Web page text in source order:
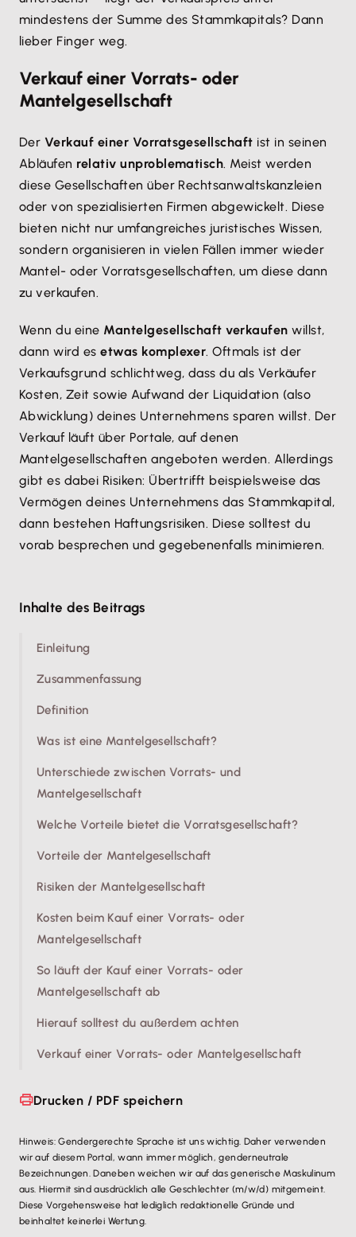
mindestens der Summe des Stammkapitals? Dann
lieber Finger weg.
Verkauf einer Vorrats- oder
Mantelgesellschaft
Der Verkauf einer Vorratsgesellschaft ist in seinen
Abläufen relativ unproblematisch. Meist werden
diese Gesellschaften über Rechtsanwaltskanzleien
oder von spezialisierten Firmen abgewickelt. Diese
bieten nicht nur umfangreiches juristisches Wissen,
sondern organisieren in vielen Fällen immer wieder
Mantel- oder Vorratsgesellschaften, um diese dann
zu verkaufen.
Wenn du eine Mantelgesellschaft verkaufen willst,
dann wird esetwas komplexer. Oftmals ist der
Verkaufsgrund schlichtweg, dass du als Verkäufer
Kosten, Zeit sowie Aufwand der Liquidation (also
Abwicklung) deines Unternehmens sparen willst. Der
Verkauf läuft über Portale, auf denen
Mantelgesellschaften angeboten werden. Allerdings
gibt es dabei Risiken: Übertrifft beispielsweise das
Vermögen deines Unternehmens das Stammkapital,
dann bestehen Haftungsrisiken. Diese solltest du
vorab besprechen und gegebenenfalls minimieren.
Inhalte des Beitrags
Einleitung
Zusammenfassung
Definition
Was ist eine Mantelgesellschaft?
Unterschiede zwischen Vorrats- und
Mantelgesellschaft
Welche Vorteile bietet die Vorratsgesellschaft?
Vorteile der Mantelgesellschaft
Risiken der Mantelgesellschaft
Kosten beim Kauf einer Vorrats- oder
Mantelgesellschaft
So läuft der Kauf einer Vorrats- oder
Mantelgesellschaft ab
Hierauf solltest du außerdem achten
Verkauf einer Vorrats- oder Mantelgesellschaft
Drucken / PDF speichern
Hinweis: Gendergerechte Sprache ist uns wichtig. Daher verwenden
wir auf diesem Portal, wann immer möglich, genderneutrale
Bezeichnungen. Daneben weichen wir auf das generische Maskulinum
aus. Hiermit sind ausdrücklich alle Geschlechter (m/w/d) mitgemeint.
Diese Vorgehensweise hat lediglich redaktionelle Gründe und
beinhaltet keinerlei Wertung.